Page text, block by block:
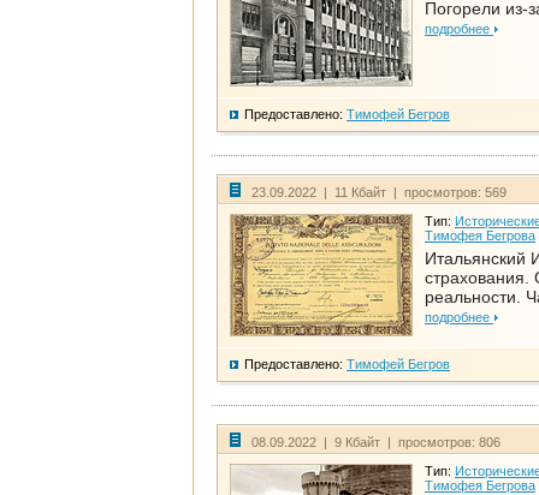
Погорели из-
подробнее
Предоставлено: Тимофей Бегров
23.09.2022 | 11 Кбайт | просмотров: 569
Тип:
Тимофея Бегрова
Итальянский
страхования.
реальности.
подробнее
Предоставлено: Тимофей Бегров
08.09.2022 | 9 Кбайт | просмотров: 806
Тип:
Тимофея Бегрова